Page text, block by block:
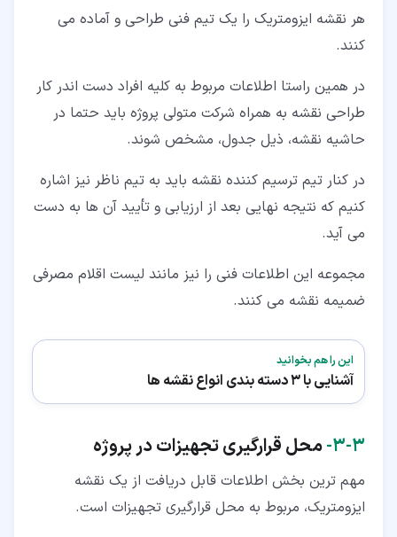
هر نقشه ایزومتریک را یک تیم فنی طراحی و آماده می
کنند.
در همین راستا اطلاعات مربوط به کلیه افراد دست اندر کار
طراحی نقشه به همراه شرکت متولی پروژه باید حتما در
حاشیه نقشه، ذیل جدول، مشخص شوند.
در کنار تیم ترسیم کننده نقشه باید به تیم ناظر نیز اشاره
کنیم که نتیجه نهایی بعد از ارزیابی و تأیید آن ها به دست
می آید.
مجموعه این اطلاعات فنی را نیز مانند لیست اقلام مصرفی
ضمیمه نقشه می کنند.
این را هم بخوانید
آشنایی با 3 دسته بندی انواع نقشه ها
۳‏-‏۳‏- محل قرارگیری تجهیزات در پروژه
مهم ترین بخش اطلاعات قابل دریافت از یک نقشه
ایزومتریک، مربوط به محل قرارگیری تجهیزات است.